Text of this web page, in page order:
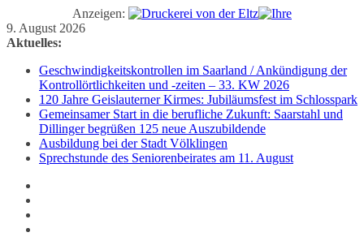
Anzeigen:
Zum
Inhalt
9. August 2026
Aktuelles:
Geschwindigkeitskontrollen im Saarland / Ankündigung der
Kontrollörtlichkeiten und -zeiten – 33. KW 2026
120 Jahre Geislauterner Kirmes: Jubiläumsfest im Schlosspark
Gemeinsamer Start in die berufliche Zukunft: Saarstahl und
Dillinger begrüßen 125 neue Auszubildende
Ausbildung bei der Stadt Völklingen
Sprechstunde des Seniorenbeirates am 11. August